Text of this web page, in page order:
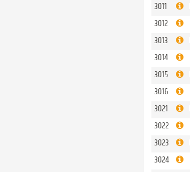
3011
3012
3013
3014
3015
3016
3021
3022
3023
3024